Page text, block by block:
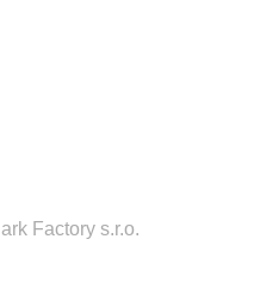
Factory s.r.o.